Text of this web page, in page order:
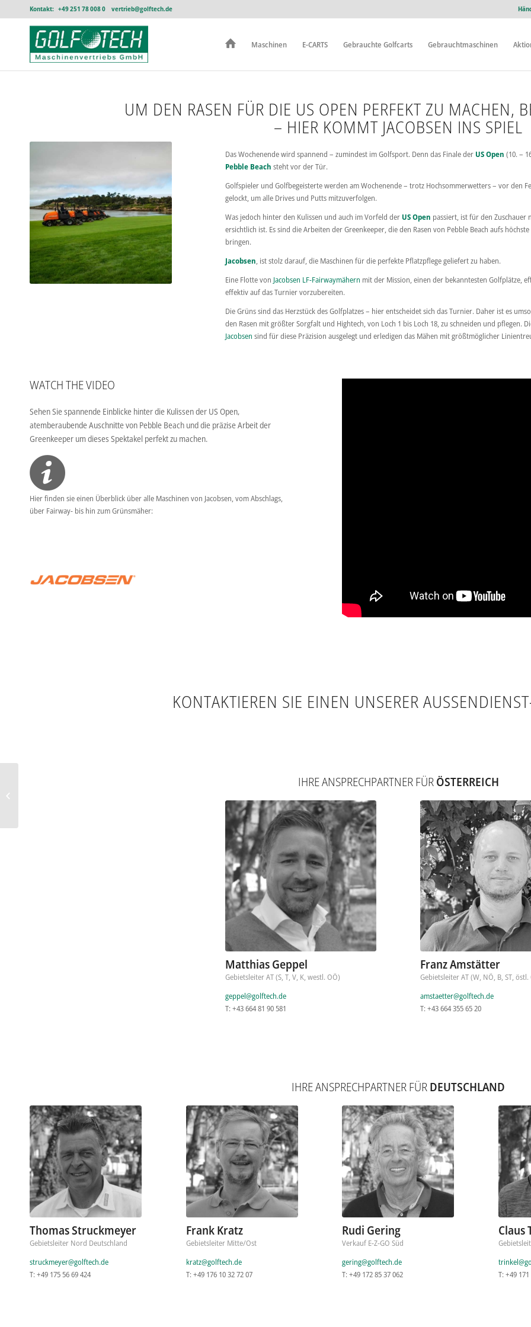
Kontakt: +49 251 78 008 0 vertrieb@golftech.de
Maschinen E-CARTS Gebrauchte Golfcarts Gebrauchtmaschinen
UM DEN RASEN FÜR DIE US OPEN PERFEKT ZU MACHEN,
– HIER KOMMT JACOBSEN INS SPIEL
Das Wochenende wird spannend – zumindest im Golfsport. Denn das Finale der US Open (10. –
Pebble Beach steht vor der Tür.
Golfspieler und Golfbegeisterte werden am Wochenende – trotz Hochsommerwetters – vor den
gelockt, um alle Drives und Putts mitzuverfolgen.
Was jedoch hinter den Kulissen und auch im Vorfeld der US Open passiert, ist für den Zuschauer
ersichtlich ist. Es sind die Arbeiten der Greenkeeper, die den Rasen von Pebble Beach aufs
bringen.
Jacobsen, ist stolz darauf, die Maschinen für die perfekte Pflatzpflege geliefert zu haben.
Eine Flotte von Jacobsen LF-Fairwaymähern mit der Mission, einen der bekanntesten Golfplätze,
effektiv auf das Turnier vorzubereiten.
Die Grüns sind das Herzstück des Golfplatzes – hier entscheidet sich das Turnier. Daher ist es
den Rasen mit größter Sorgfalt und Hightech, von Loch 1 bis Loch 18, zu schneiden und pflegen.
Jacobsen sind für diese Präzision ausgelegt und erledigen das Mähen mit größtmöglicher
WATCH THE VIDEO
Sehen Sie spannende Einblicke hinter die Kulissen der US Open,
atemberaubende Auschnitte von Pebble Beach und die präzise Arbeit der
Greenkeeper um dieses Spektakel perfekt zu machen.
Hier finden sie einen Überblick über alle Maschinen von Jacobsen, vom Abschlags,
über Fairway- bis hin zum Grünsmäher:
KONTAKTIEREN SIE EINEN UNSERER
IHRE ANSPRECHPARTNER FÜRÖSTERREICH
Matthias Geppel
Gebietsleiter AT (S, T, V, K, westl. OÖ)
geppel@golftech.de
T: +43 664 81 90 581
Franz Amstätter
Gebietsleiter AT (W, NÖ, B, ST, östl.
amstaetter@golftech.de
T: +43 664 355 65 20
IHRE ANSPRECHPARTNER FÜRDEUTSCHLAND
Thomas Struckmeyer
Gebietsleiter Nord Deutschland
struckmeyer@golftech.de
T: +49 175 56 69 424
Frank Kratz
Gebietsleiter Mitte/Ost
kratz@golftech.de
T: +49 176 10 32 72 07
Rudi Gering
Verkauf E-Z-GO Süd
gering@golftech.de
T: +49 172 85 37 062
Claus
T: +49